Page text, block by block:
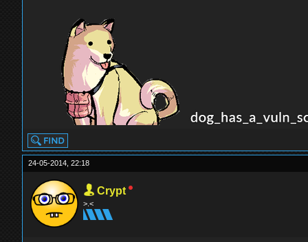
24-05-2014, 22:18
Crypt
>.<